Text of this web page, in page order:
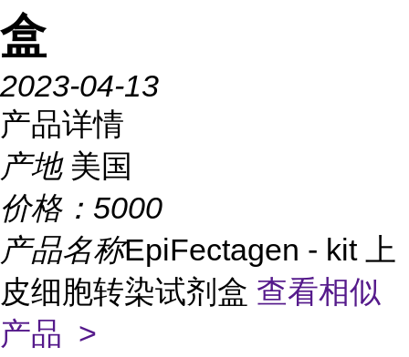
盒
2023-04-13
产品详情
产地 美国
价格： 5000
产品名称EpiFectagen - kit 上
皮细胞转染试剂盒 查看相似
产品 >